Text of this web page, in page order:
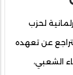
لحزب
عن تعهده
الشعبي،